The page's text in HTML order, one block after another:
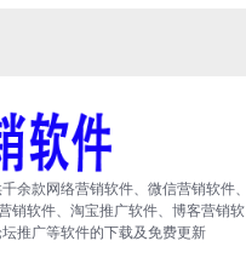
余款网络营销软件、微信营销软件、
销软件、淘宝推广软件、博客营销软
推广等软件的下载及免费更新